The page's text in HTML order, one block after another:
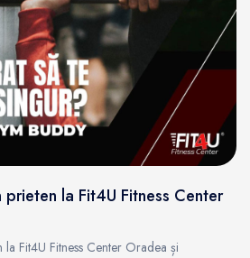
la Fit4U Fitness Center
Fit4U Fitness Center Oradea și